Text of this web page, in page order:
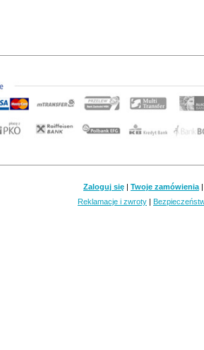
Zaloguj się | Twoje zamówienia
Reklamacje i zwroty |